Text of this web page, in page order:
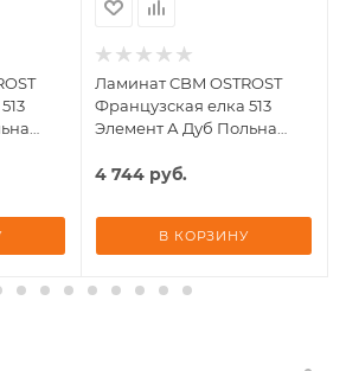
Ламинат CBM OSTROST
Французская елка 513
Элемент А Дуб Польна
м2
4 744 руб.
В КОРЗИНУ